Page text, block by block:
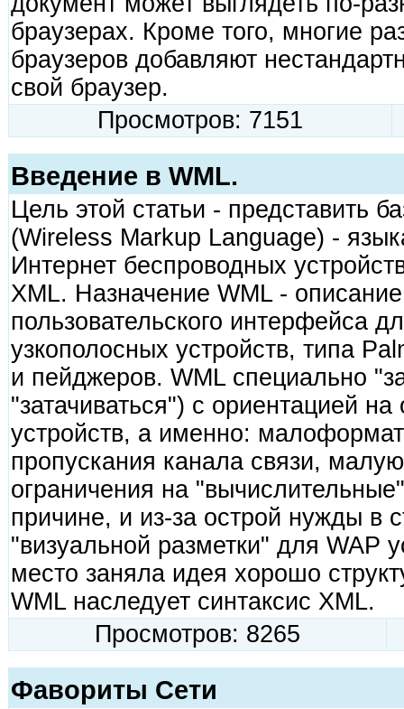
браузерах. Кроме того, многие
браузеров добавляют
свой браузер.
Просмотров: 7151
Введение в WML.
Цель этой статьи - представить
(Wireless Markup Language) -
Интернет беспроводных
XML. Назначение WML -
пользовательского интерфейса
узкополосных устройств, типа
и пейджеров. WML специально
"затачиваться") с ориентацией
устройств, а именно:
пропускания канала связи,
ограничения на
причине, и из-за острой нужды в
"визуальной разметки" для WAP
место заняла идея хорошо
WML наследует синтаксис XML.
Просмотров: 8265
Фавориты Сети